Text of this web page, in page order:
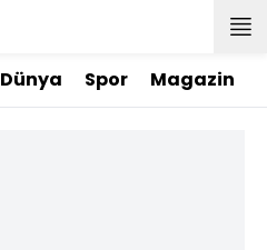
Dünya Spor Magazin